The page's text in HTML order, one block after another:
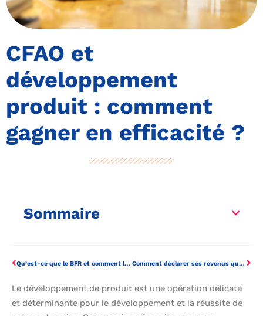
CFAO et
développement
produit : comment
gagner en efficacité ?
Sommaire
Qu’est-ce que le BFR et comment l’optimiser ? Comment déclarer ses revenus quand on est auto-entrepreneur ?
Le développement de produit est une opération délicate
et déterminante pour le développement et la réussite de